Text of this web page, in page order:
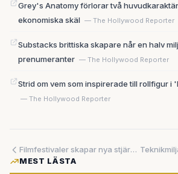
Grey's Anatomy förlorar två
ekonomiska skäl — The Hollywood Reporter
Substacks brittiska skapare når en halv
prenumeranter — The Hollywood Reporter
Strid om vem som inspirerade till rollfigur i
— The Hollywood Reporter
Filmfestivaler skapar nya stjärnor – från Japan till Spanien
MEST LÄSTA